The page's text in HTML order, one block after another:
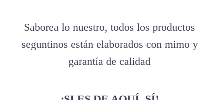
Saborea lo nuestro, todos los productos
seguntinos están elaborados con mimo y
garantía de calidad